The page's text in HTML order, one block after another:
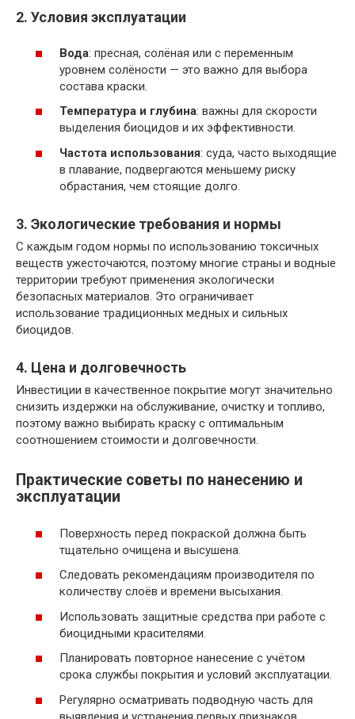
2. Условия эксплуатации
Вода: пресная, солёная или с переменным
уровнем солёности — это важно для выбора
состава краски.
Температура и глубина: важны для скорости
выделения биоцидов и их эффективности.
Частота использования: суда, часто выходящие
в плавание, подвергаются меньшему риску
обрастания, чем стоящие долго.
3. Экологические требования и нормы
С каждым годом нормы по использованию токсичных
веществ ужесточаются, поэтому многие страны и водные
территории требуют применения экологически
безопасных материалов. Это ограничивает
использование традиционных медных и сильных
биоцидов.
4. Цена и долговечность
Инвестиции в качественное покрытие могут значительно
снизить издержки на обслуживание, очистку и топливо,
поэтому важно выбирать краску с оптимальным
соотношением стоимости и долговечности.
Практические советы по нанесению и
эксплуатации
Поверхность перед покраской должна быть
тщательно очищена и высушена.
Следовать рекомендациям производителя по
количеству слоёв и времени высыхания.
Использовать защитные средства при работе с
биоцидными красителями.
Планировать повторное нанесение с учётом
срока службы покрытия и условий эксплуатации.
Регулярно осматривать подводную часть для